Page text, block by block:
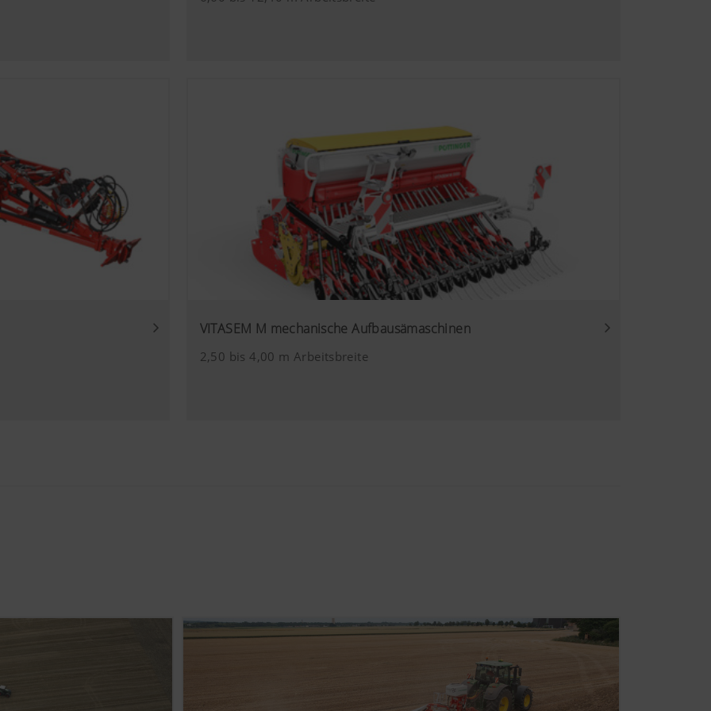
Analyse der Benutzung der Website, siehe unterhalb. 6 Monate
auf unserer Website und auf Social Media anzeigen, daher verwenden wir Web-
einigen Partnerunternehmen. Dadurch werden die dargestellten Inhalte auf Ihr
und angezeigt.
Dauer
Videos auf unserer Website ein und verwenden hierbei den erweiterten
von YouTube. Es werden von YouTube keine Informationen über die
Sie hier: https://support.google.com/youtube/answer/171780?hl=de
VITASEM M mechanische Aufbausämaschinen
2,50 bis 4,00 m Arbeitsbreite